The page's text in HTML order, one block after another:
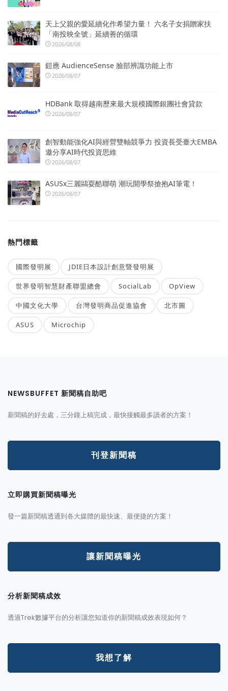
天上父親的愛延續化作希望力量！ 六名子女捐贈家扶
「南投映全號」延續善的循環
2026/08/08
鎧應 AudienceSense 臉部辨識功能上市
2026/08/07
HDBank 取得越南歷來最大規模國際銀團社會貸款
2026/08/07
創智動能強化AI與經營雙軸競爭力 投資長受臺大EMBA
邀分享AI時代投資思維
2026/08/07
ASUSx三麗鷗耍酷聯萌 潮玩開學祭搶抱AI筆電！
2026/08/07
熱門標籤
國際發明展 JDIE日本設計創意暨發明展
世界發明智慧財產聯盟總會 SocialLab OpView
中國文化大學 台灣發明商品促進協會 北市圖
ASUS Microchip
NEWSBUFFET 新聞稿自助吧
新聞稿的好去處，三分鐘上稿完成，最快接觸最多讀者的方案！
刊登新聞稿
立即購買新聞稿曝光
發一篇新聞稿透通到各大媒體的最快速、最便捷的方案！
讓新聞稿曝光
分析新聞稿成效
透過Trek數據平台的分析讓您知道你的新聞稿成效表現如何？
我想了解